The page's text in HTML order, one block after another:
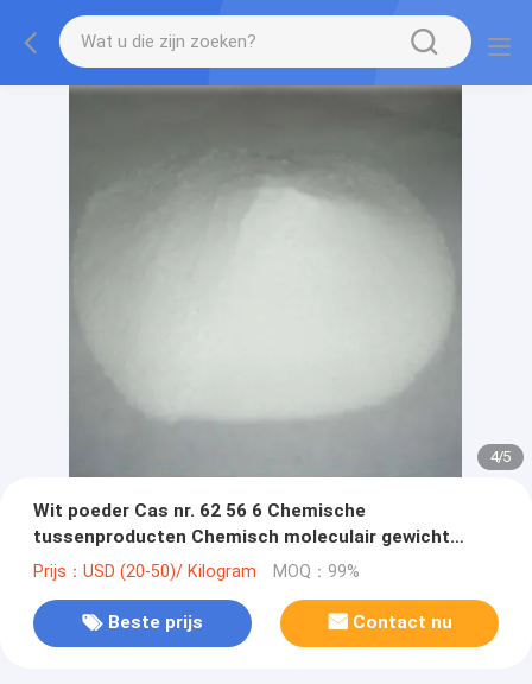
4/5
Wit poeder Cas nr. 62 56 6 Chemische
tussenproducten Chemisch moleculair gewicht
76.12
Prijs：USD (20-50)/ Kilogram MOQ：99%
Beste prijs Contact nu